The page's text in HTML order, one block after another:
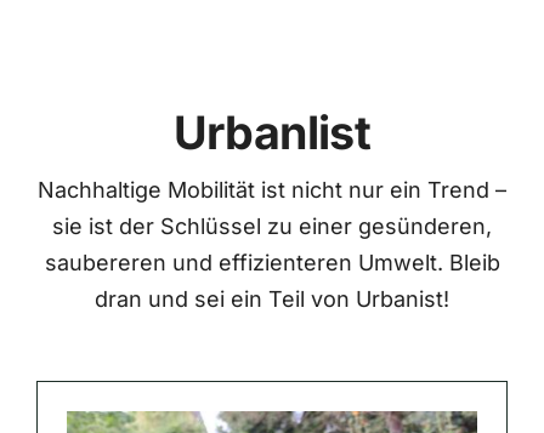
Urbanlist
Nachhaltige Mobilität ist nicht nur ein Trend –
sie ist der Schlüssel zu einer gesünderen,
saubereren und effizienteren Umwelt. Bleib
dran und sei ein Teil von Urbanist!